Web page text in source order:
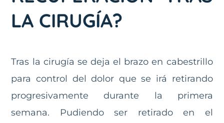
LA CIRUGÍA?
Tras la cirugía se deja el brazo en cabestrillo
para control del dolor que se irá retirando
progresivamente durante la primera
semana. Pudiendo ser retirado en el